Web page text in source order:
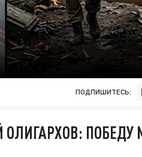
ПОДПИШИТЕСЬ:
ОЛИГАРХОВ: ПОБЕДУ